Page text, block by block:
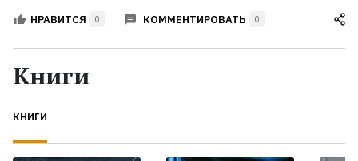
Авторы
Жанры
Экранизации
НРАВИТСЯ 0 КОММЕНТИРОВАТЬ 0
Книги
КНИГИ